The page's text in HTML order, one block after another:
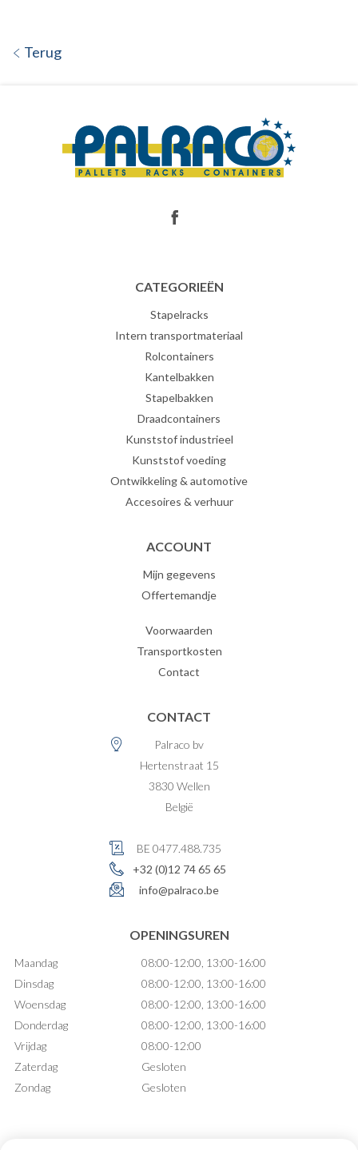
Terug
CATEGORIEËN
Stapelracks
Intern transportmateriaal
Rolcontainers
Kantelbakken
Stapelbakken
Draadcontainers
Kunststof industrieel
Kunststof voeding
Ontwikkeling & automotive
Accesoires & verhuur
ACCOUNT
Mijn gegevens
Offertemandje
Voorwaarden
Transportkosten
Contact
CONTACT
Palraco bv
Hertenstraat 15
3830 Wellen
België
BE 0477.488.735
+32 (0)12 74 65 65
info@palraco.be
OPENINGSUREN
Maandag
08:00-12:00, 13:00-16:00
Dinsdag
08:00-12:00, 13:00-16:00
Woensdag
08:00-12:00, 13:00-16:00
Donderdag
08:00-12:00, 13:00-16:00
Vrijdag
08:00-12:00
Zaterdag
Gesloten
Zondag
Gesloten